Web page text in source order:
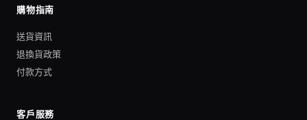
購物指南
送貨資訊
退換貨政策
付款方式
客戶服務